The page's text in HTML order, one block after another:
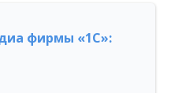
фирмы «1С»: